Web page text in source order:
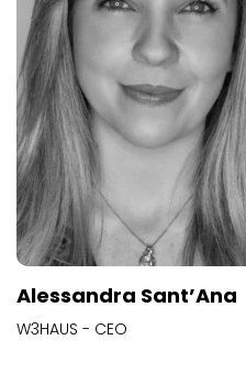
Alessandra Sant’Ana
W3HAUS - CEO